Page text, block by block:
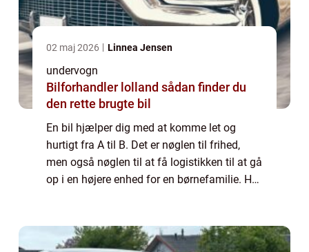
02 maj 2026 Linnea Jensen
undervogn
Bilforhandler lolland sådan finder du
den rette brugte bil
En bil hjælper dig med at komme let og
hurtigt fra A til B. Det er nøglen til frihed,
men også nøglen til at få logistikken til at gå
op i en højere enhed for en børnefamilie. Her